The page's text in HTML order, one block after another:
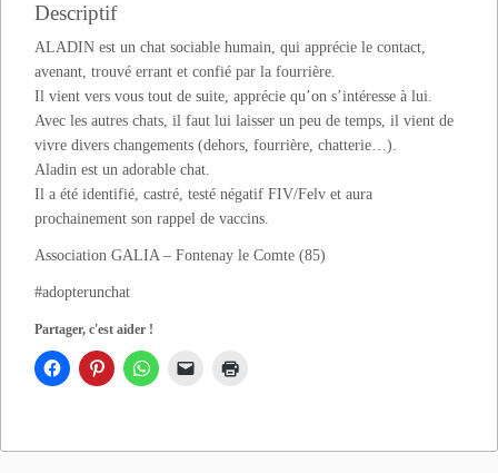
Descriptif
ALADIN est un chat sociable humain, qui apprécie le contact,
avenant, trouvé errant et confié par la fourrière.
Il vient vers vous tout de suite, apprécie qu’on s’intéresse à lui.
Avec les autres chats, il faut lui laisser un peu de temps, il vient de
vivre divers changements (dehors, fourrière, chatterie…).
Aladin est un adorable chat.
Il a été identifié, castré, testé négatif FIV/Felv et aura
prochainement son rappel de vaccins.
Association GALIA – Fontenay le Comte (85)
#adopterunchat
Partager, c'est aider !